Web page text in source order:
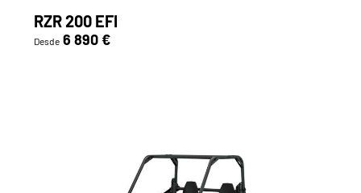
RZR 200 EFI
Desde 6 890 €